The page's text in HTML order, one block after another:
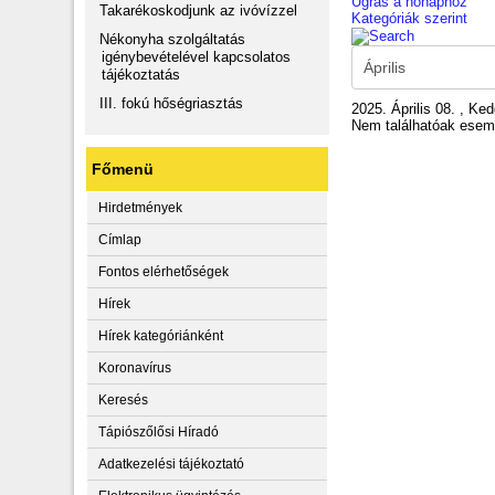
Takarékoskodjunk az ivóvízzel
Nékonyha szolgáltatás
igénybevételével kapcsolatos
tájékoztatás
III. fokú hőségriasztás
Főmenü
Hirdetmények
Címlap
Fontos elérhetőségek
Hírek
Hírek kategóriánként
Koronavírus
Keresés
Tápiószőlősi Híradó
Adatkezelési tájékoztató
Kategóriák szerint
2025. Április 08. ,
Nem találhatóak